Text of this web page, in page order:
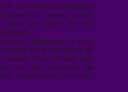
ce formulaire, j’accepte
saisies soient
dans le cadre de ma
contact.
vous désabonner à tout
sur le lien en bas de
emails. Pour obtenir plus
sur nos pratiques de
rendez-vous sur notre